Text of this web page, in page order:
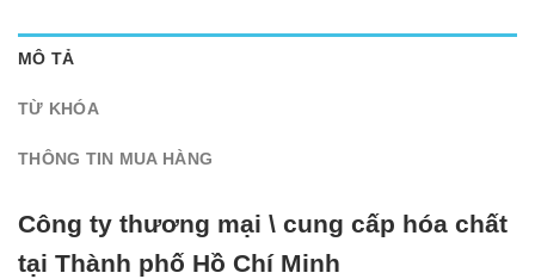
MÔ TẢ
TỪ KHÓA
THÔNG TIN MUA HÀNG
Công ty thương mại \ cung cấp hóa chất
tại Thành phố Hồ Chí Minh